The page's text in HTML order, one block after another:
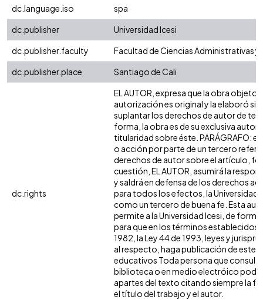
dc.language.iso
spa
dc.publisher
Universidad Icesi
dc.publisher.faculty
Facultad de Ciencias Administrativas
dc.publisher.place
Santiago de Cali
dc.rights
EL AUTOR, expresa que la obra objeto
autorización es original y la elaboró
suplantar los derechos de autor de
forma, la obra es de su exclusiva
titularidad sobre éste. PARÁGRAFO:
o acción por parte de un tercero
derechos de autor sobre el artículo,
cuestión, EL AUTOR, asumirá la
y saldrá en defensa de los derechos
para todos los efectos, la Universidad
como un tercero de buena fe. Esta
permite a la Universidad Icesi, de
para que en los términos establecidos
1982, la Ley 44 de 1993, leyes y
al respecto, haga publicación de este
educativos Toda persona que consulte
biblioteca o en medio electróico
apartes del texto citando siempre la
el título del trabajo y el autor.